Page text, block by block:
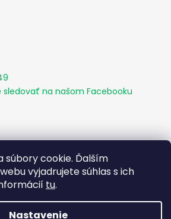
súbory cookie. Ďalším
vyjadrujete súhlas s ich
tu.
Nastavenie
sledovať na našom Facebooku